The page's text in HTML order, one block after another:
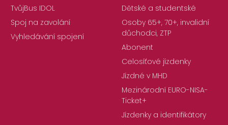
TvůjBus IDOL
Spoj na zavolání
Vyhledávání spojení
Dětské a studentské
Osoby 65+, 70+, invalidní
důchodci, ZTP
Abonent
Celosíťové jízdenky
Jízdné v MHD
Mezinárodní EURO-NISA-
Ticket+
Jízdenky a identifikátory